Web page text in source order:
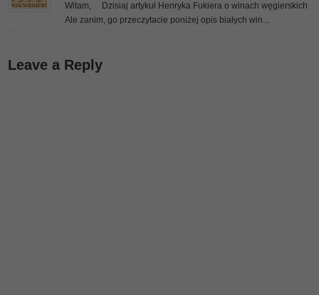
Witam, Dzisiaj artykuł Henryka Fukiera o winach węgierskich
Ale zanim, go przeczytacie poniżej opis białych win...
Leave a Reply